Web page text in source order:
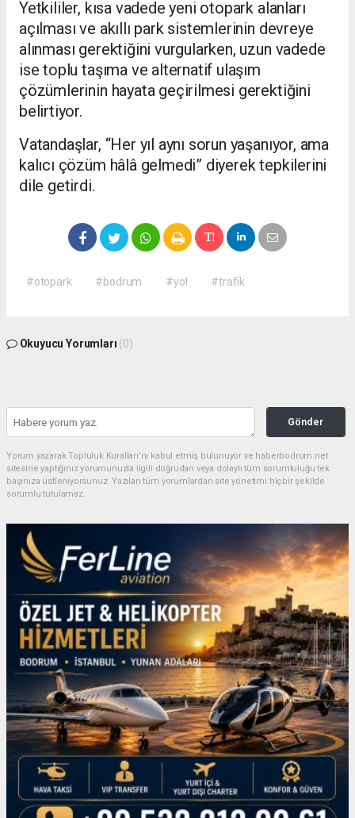
Yetkililer, kısa vadede yeni otopark alanları
açılması ve akıllı park sistemlerinin devreye
alınması gerektiğini vurgularken, uzun vadede
ise toplu taşıma ve alternatif ulaşım
çözümlerinin hayata geçirilmesi gerektiğini
belirtiyor.
Vatandaşlar, “Her yıl aynı sorun yaşanıyor, ama
kalıcı çözüm hâlâ gelmedi” diyerek tepkilerini
dile getirdi.
#otopark #bodrum #yol #trafik
Okuyucu Yorumları (0)
Gönder
Yorum yazarak Topluluk Kuralları’nı kabul etmiş bulunuyor ve haberbodrum.net
sitesine yaptığınız yorumunuzla ilgili doğrudan veya dolaylı tüm sorumluluğu tek
başınıza üstleniyorsunuz. Yazılan tüm yorumlardan site yönetimi hiçbir şekilde
sorumlu tutulamaz.